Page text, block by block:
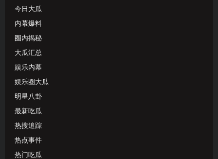
今日大瓜
内幕爆料
圈内揭秘
大瓜汇总
娱乐内幕
娱乐圈大瓜
明星八卦
最新吃瓜
热搜追踪
热点事件
热门吃瓜